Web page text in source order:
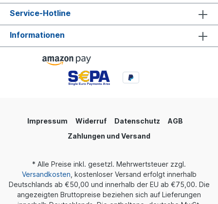
Service-Hotline
Informationen
Impressum Widerruf Datenschutz
AGB
Zahlungen und Versand
* Alle Preise inkl. gesetzl. Mehrwertsteuer zzgl.
Versandkosten , kostenloser Versand erfolgt innerhalb
Deutschlands ab €50,00 und innerhalb der EU ab €75,00. Die
angezeigten Bruttopreise beziehen sich auf Lieferungen